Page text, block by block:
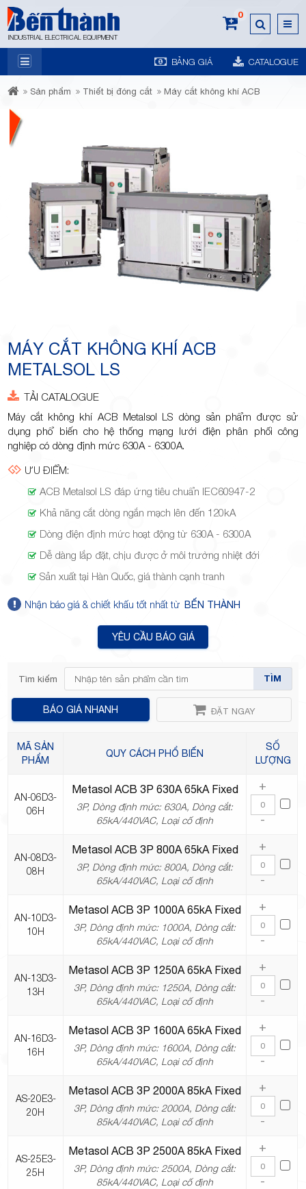
INDUSTRIAL ELECTRICAL EQUIPMENT
0
BẢNG GIÁ CATALOGUE
7A
Trương
Minh
Giảng,
phường
Hiệp Phú,
TP.Thủ
Đức,
TP.HCM
Sản phẩm Thiết bị đóng cắt Máy cắt không khí ACB
MÁY CẮT KHÔNG KHÍ ACB
METALSOL LS
TẢI CATALOGUE
Máy cắt không khí ACB Metalsol LS dòng sản phẩm được sử
dụng phổ biến cho hệ thống mạng lưới điện phân phối công
nghiệp có dòng định mức 630A - 6300A.
ƯU ĐIỂM:
ACB Metalsol LS đáp ứng tiêu chuẩn IEC60947-2
Khả năng cắt dòng ngắn mạch lên đến 120kA
Dòng điện định mức hoạt động từ 630A - 6300A
Dễ dàng lắp đặt, chịu được ở môi trường nhiệt đới
Sản xuất tại Hàn Quốc, giá thành cạnh tranh
Nhận báo giá & chiết khấu tốt nhất từ BẾN THÀNH
YÊU CẦU BÁO GIÁ
Tìm kiếm TÌM
BÁO GIÁ NHANH ĐẶT NGAY
MÃ SẢN
PHẨM
QUY CÁCH PHỔ BIẾN
SỐ
LƯỢNG
AN-06D3-
06H
Metasol ACB 3P 630A 65kA Fixed
3P, Dòng định mức: 630A, Dòng cắt:
65kA/440VAC, Loại cố định
+
-
AN-08D3-
08H
Metasol ACB 3P 800A 65kA Fixed
3P, Dòng định mức: 800A, Dòng cắt:
65kA/440VAC, Loại cố định
+
-
AN-10D3-
10H
Metasol ACB 3P 1000A 65kA Fixed
3P, Dòng định mức: 1000A, Dòng cắt:
65kA/440VAC, Loại cố định
+
-
AN-13D3-
13H
Metasol ACB 3P 1250A 65kA Fixed
3P, Dòng định mức: 1250A, Dòng cắt:
65kA/440VAC, Loại cố định
+
-
AN-16D3-
16H
Metasol ACB 3P 1600A 65kA Fixed
3P, Dòng định mức: 1600A, Dòng cắt:
65kA/440VAC, Loại cố định
+
-
AS-20E3-
20H
Metasol ACB 3P 2000A 85kA Fixed
3P, Dòng định mức: 2000A, Dòng cắt:
85kA/440VAC, Loại cố định
+
-
AS-25E3-
25H
Metasol ACB 3P 2500A 85kA Fixed
3P, Dòng định mức: 2500A, Dòng cắt:
85kA/440VAC, Loại cố định
+
-